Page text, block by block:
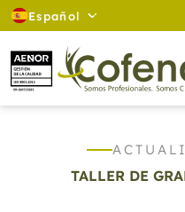
Español
TALLER DE